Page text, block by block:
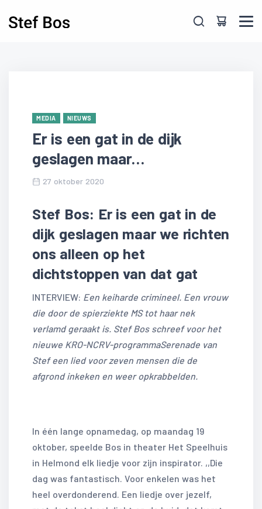
MEDIA NIEUWS
Er is een gat in de dijk
geslagen maar…
27 oktober 2020
Stef Bos: Er is een gat in de
dijk geslagen maar we richten
ons alleen op het
dichtstoppen van dat gat
INTERVIEW: Een keiharde crimineel. Een vrouw
die door de spierziekte MS tot haar nek
verlamd geraakt is. Stef Bos schreef voor het
nieuwe KRO-NCRV-programmaSerenade van
Stef een lied voor zeven mensen die de
afgrond inkeken en weer opkrabbelden.
In één lange opnamedag, op maandag 19
oktober, speelde Bos in theater Het Speelhuis
in Helmond elk liedje voor zijn inspirator. ,,Die
dag was fantastisch. Voor enkelen was het
heel overdonderend. Een liedje over jezelf,